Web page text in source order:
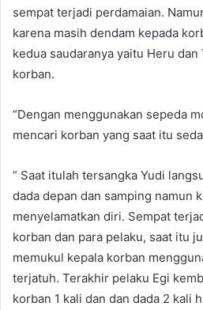
sempat terjadi perdamaian.
karena masih dendam kepada
kedua saudaranya yaitu Heru
korban.
“Dengan menggunakan sepeda
mencari korban yang saat itu
” Saat itulah tersangka Yudi
dada depan dan samping namun
menyelamatkan diri. Sempat
korban dan para pelaku, saat itu
memukul kepala korban
terjatuh. Terakhir pelaku Egi
korban 1 kali dan dan dada 2 kali